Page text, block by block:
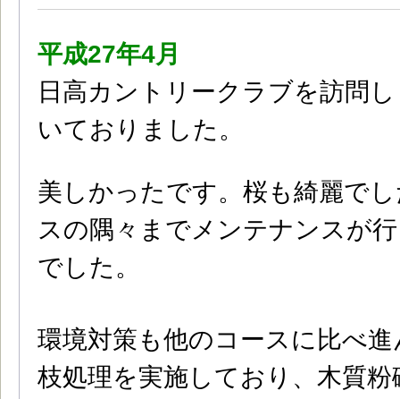
平成27年4月
日高カントリークラブを訪問
いておりました。
美しかったです。桜も綺麗で
スの隅々までメンテナンスが
でした。
環境対策も他のコースに比べ
枝処理を実施しており、木質